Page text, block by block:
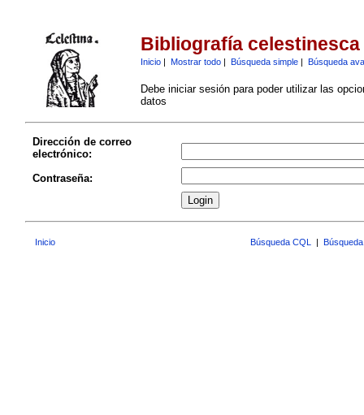
Bibliografía celestinesca
Inicio| Mostrar todo| Búsqueda simple| Búsqueda
Debe iniciar sesión para poder utilizar las
datos
Dirección de correo
electrónico:
Contraseña:
Inicio Búsqueda CQL |